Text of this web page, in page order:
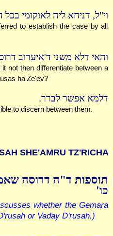
וי"ל, דניחא ליה לאוקומי
to establish the case by all
והאי דלא משני ד'איערוב
not then differentiate between a
ha'Ze'ev?
דלמא אפשר לברר.
to discern between them.
SHE'AMRU TZ'RICHA
תוספות ד"ה דרוסה
כו'
whether the Gemara
or Vaday D'rusah.)